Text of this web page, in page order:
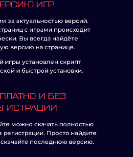
ИГР
за актуальностью версий.
с играми происходит
Вы всегда найдёте
версию на странице.
игры установлен скрипт
и быстрой установки.
И БЕЗ
можно скачать полностью
регистрации. Просто найдите
последнюю версию.